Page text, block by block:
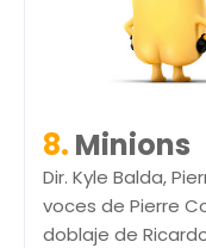
8. Minions
Dir. Kyle Balda,
voces de Pierre
doblaje de